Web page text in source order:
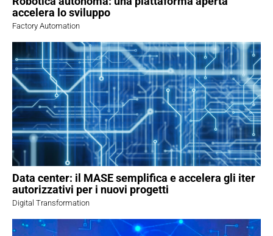
accelera lo sviluppo
Factory Automation
Data center: il MASE semplifica e accelera gli iter
autorizzativi per i nuovi progetti
Digital Transformation